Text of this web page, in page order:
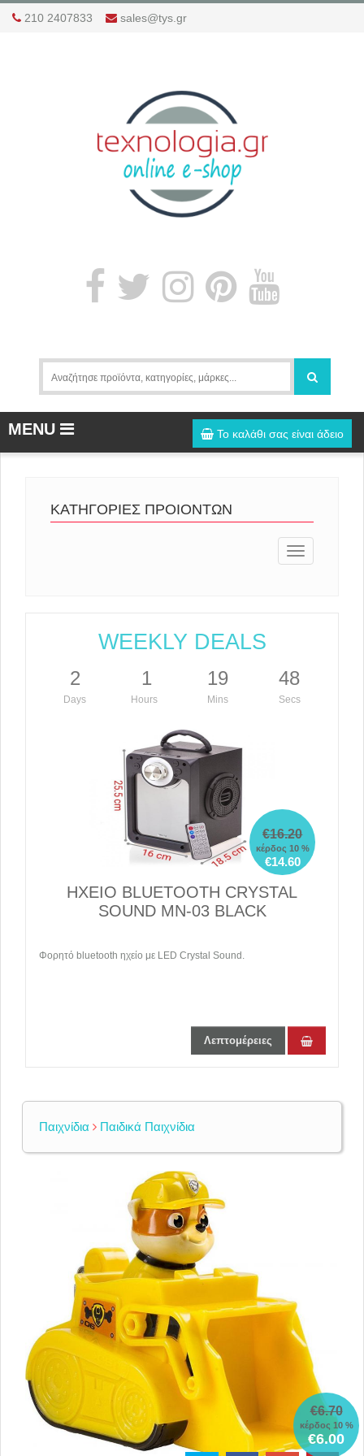
210 2407833 sales@tys.gr
Το καλάθι σας είναι άδειο
MENU
ΚΑΤΗΓΟΡΙΕΣ ΠΡΟΙΟΝΤΩΝ
Toggle
WEEKLY DEALS
2
Days
1
Hours
19
Mins
48
Secs
€16.20
κέρδος 10 %
€14.60
ΗΧΕΙΟ BLUETOOTH CRYSTAL
SOUND MN-03 BLACK
Φορητό bluetooth ηχείο με LED Crystal Sound.
Λεπτομέρειες
Παιχνίδια Παιδικά Παιχνίδια
€6.70
κέρδος 10 %
€6.00